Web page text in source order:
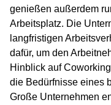
genießen außerdem
Arbeitsplatz. Die
langfristigen
dafür, um den
Hinblick auf
die Bedürfnisse eines
Große Unternehmen